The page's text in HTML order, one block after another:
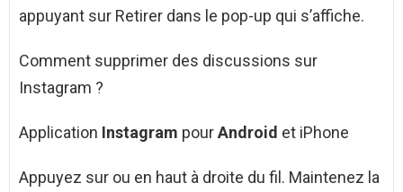
appuyant sur Retirer dans le pop-up qui s’affiche.
Comment supprimer des discussions sur
Instagram ?
Application Instagram pourAndroid et iPhone
Appuyez sur ou en haut à droite du fil. Maintenez la